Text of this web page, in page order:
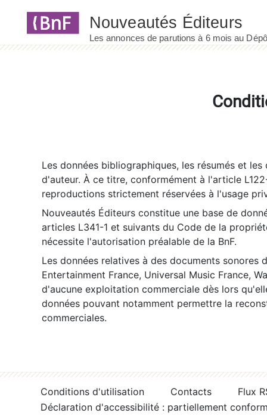
Les données bibliographiques, les résumés et
d'auteur. À ce titre, conformément à l'article
reproductions strictement réservées à l'usage
Nouveautés Éditeurs constitue une base de
articles L341-1 et suivants du Code de la
nécessite l'autorisation préalable de la BnF.
Les données relatives à des documents sonores
Entertainment France, Universal Music France,
d'aucune exploitation commerciale dès lors
données pouvant notamment permettre la
commerciales.
Conditions d'utilisation Contacts
Flux
Déclaration d'accessibilité : partiellement